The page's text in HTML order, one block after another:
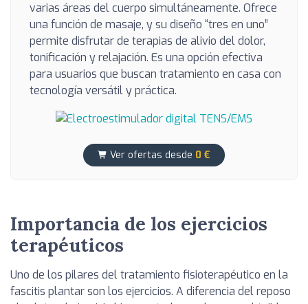
varias áreas del cuerpo simultáneamente. Ofrece
una función de masaje, y su diseño “tres en uno”
permite disfrutar de terapias de alivio del dolor,
tonificación y relajación. Es una opción efectiva
para usuarios que buscan tratamiento en casa con
tecnología versátil y práctica.
Ver ofertas desde 0 €
Importancia de los ejercicios
terapéuticos
Uno de los pilares del tratamiento fisioterapéutico en la
fascitis plantar son los ejercicios. A diferencia del reposo